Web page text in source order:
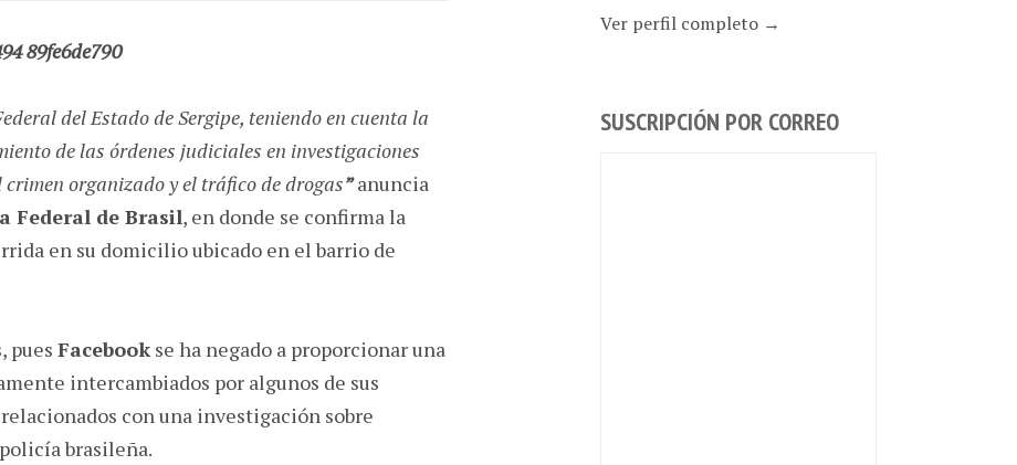
del Estado de Sergipe, teniendo en cuenta la
de las órdenes judiciales en investigaciones
organizado y el tráfico de drogas” anuncia
Federal de Brasil, en donde se confirma la
en su domicilio ubicado en el barrio de
pues Facebook se ha negado a proporcionar una
intercambiados por algunos de sus
con una investigación sobre
brasileña.
Ver perfil completo →
SUSCRIPCIÓN POR CORREO